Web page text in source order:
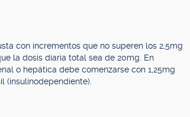
con incrementos que no superen los 2,5mg
la dosis diaria total sea de 20mg. En
o hepática debe comenzarse con 1,25mg
(insulinodependiente).